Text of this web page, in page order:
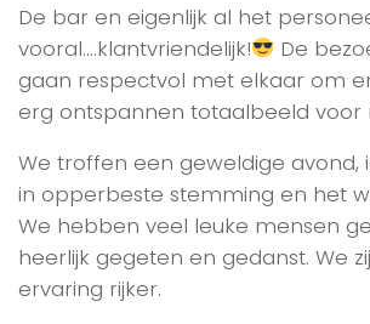
De bar en eigenlijk al het
vooral….klantvriendelijk!
De
gaan respectvol met elkaar om
erg ontspannen totaalbeeld voor
We troffen een geweldige avond,
in opperbeste stemming en het
We hebben veel leuke mensen
heerlijk gegeten en gedanst. We
ervaring rijker.